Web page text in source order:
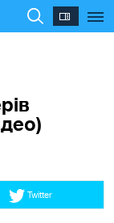
Twitter